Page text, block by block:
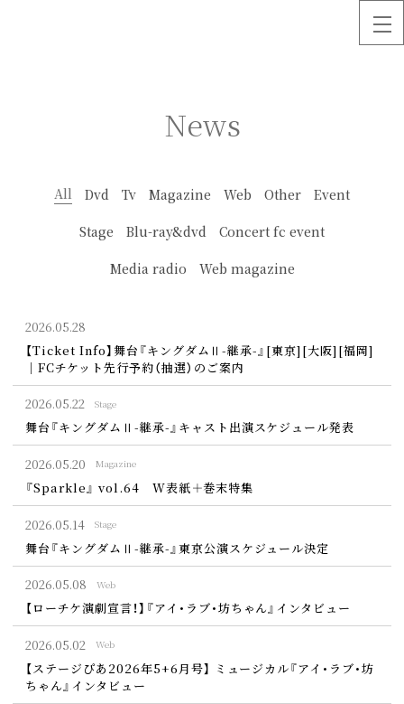
News
All Dvd Tv Magazine Web Other Event
Stage Blu-ray&dvd Concert fc event
Media radio Web magazine
2026.05.28
【Ticket Info】舞台『キングダムⅡ-継承-』[東京][大阪][福岡]
｜FCチケット先行予約（抽選）のご案内
2026.05.22 Stage
舞台『キングダムⅡ-継承-』キャスト出演スケジュール発表
2026.05.20 Magazine
『Sparkle』 vol.64 W表紙＋巻末特集
2026.05.14 Stage
舞台『キングダムⅡ-継承-』東京公演スケジュール決定
2026.05.08 Web
【ローチケ演劇宣言！】『アイ・ラブ・坊ちゃん』インタビュー
2026.05.02 Web
【ステージぴあ2026年5+6月号】 ミュージカル『アイ・ラブ・坊
ちゃん』インタビュー